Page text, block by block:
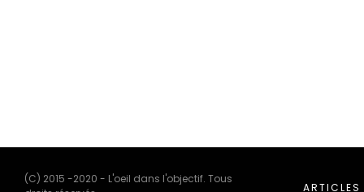
(C) 2015 -2020 - L'oeil dans l'objectif. Tous
ARTICLES